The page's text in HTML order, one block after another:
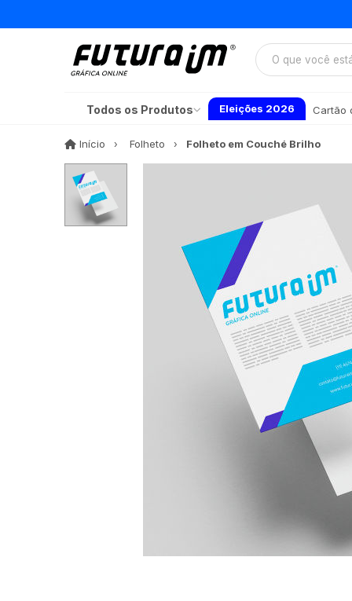
Todos os Produtos Eleições 2026 Cartão
Início InícioFolheto Folheto em Couché Brilho